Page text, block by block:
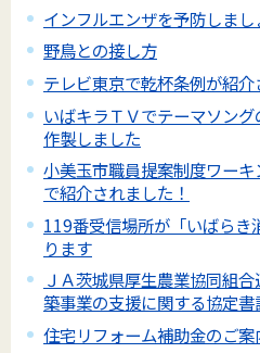
インフルエンザを予防しまし
野鳥との接し方
テレビ東京で乾杯条例が紹介
いばキラＴＶでテーマソン
作製しました
小美玉市職員提案制度ワー
で紹介されました！
119番受信場所が「いばらき
ります
ＪＡ茨城県厚生農業協同組
築事業の支援に関する協定書
住宅リフォーム補助金のご案